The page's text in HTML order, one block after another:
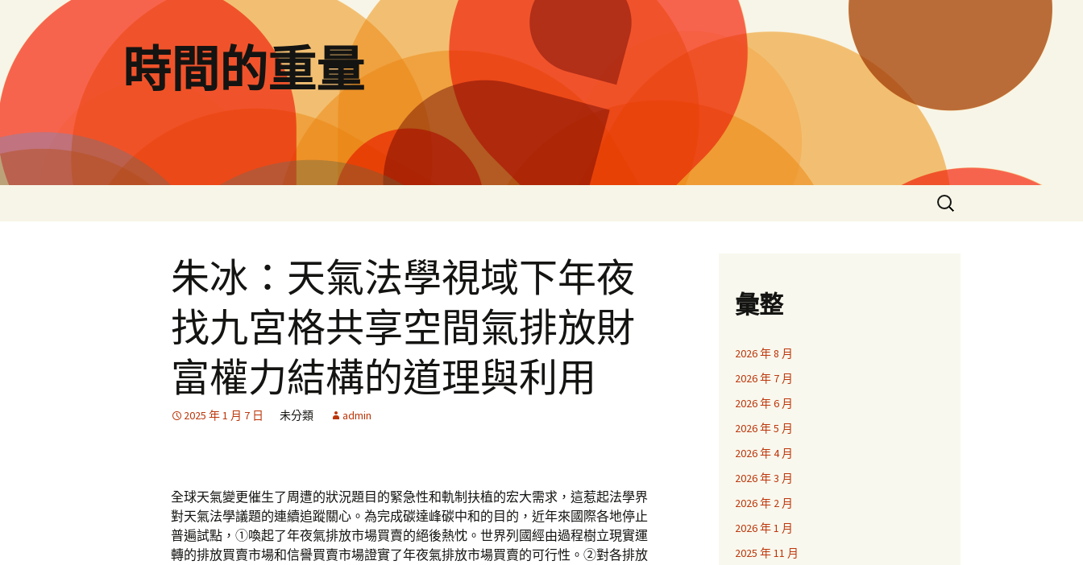
要
內
容
時間的重量
搜
尋
朱冰：天氣法學視域下年夜
找九宮格共享空間氣排放財
富權力結構的道理與利用
2025 年 1 月 7 日 未分類 admin
全球天氣變更催生了周遭的狀況題目的緊急性和軌制扶植的宏大需求，這惹起法學界
對天氣法學議題的連續追蹤關心。為完成碳達峰碳中和的目的，近年來國際各地停止
普遍試點，①喚起了年夜氣排放市場買賣的絕後熱忱。世界列國經由過程樹立現實運
轉的排放買賣市場和信譽買賣市場證實了年夜氣排放市場買賣的可行性。②對各排放
彙整
2026 年 8 月
2026 年 7 月
2026 年 6 月
2026 年 5 月
2026 年 4 月
2026 年 3 月
2026 年 2 月
2026 年 1 月
2025 年 11 月